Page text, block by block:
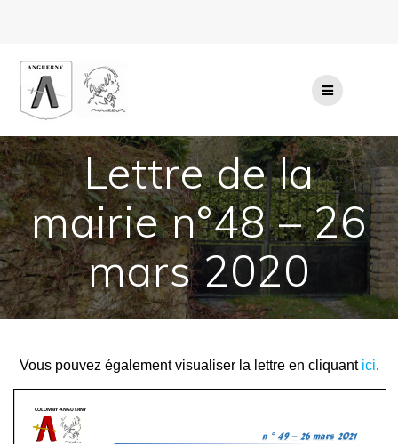
Lettre de la
mairie n°48 – 26
mars 2020
Vous pouvez également visualiser la lettre en cliquant ici.